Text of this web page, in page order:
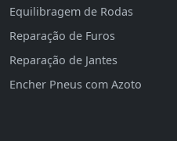
Equilibragem de Rodas
Reparação de Furos
Reparação de Jantes
Encher Pneus com Azoto